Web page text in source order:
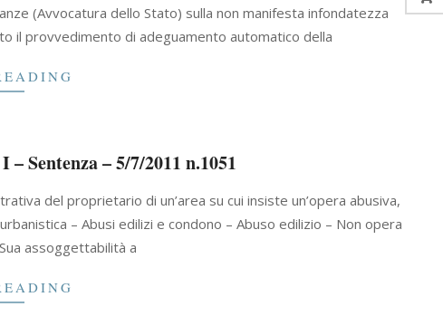
(Avvocatura dello Stato) sulla non manifesta infondatezza
il provvedimento di adeguamento automatico della
Sentenza – 5/7/2011 n.1051
del proprietario di un’area su cui insiste un’opera abusiva,
– Abusi edilizi e condono – Abuso edilizio – Non opera
assoggettabilità a